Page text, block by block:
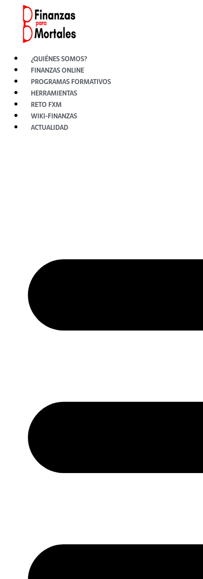
contenido
¿QUIÉNES SOMOS?
FINANZAS ONLINE
PROGRAMAS FORMATIVOS
HERRAMIENTAS
RETO FXM
WIKI-FINANZAS
ACTUALIDAD